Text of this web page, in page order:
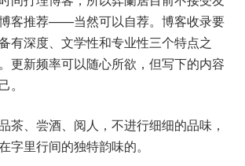
客推荐——当然可以自荐。博客收录要
有深度、文学性和专业性三个特点之
更新频率可以随心所欲，但写下的内容
。
茶、尝酒、阅人，不进行细细的品味，
字里行间的独特韵味的。